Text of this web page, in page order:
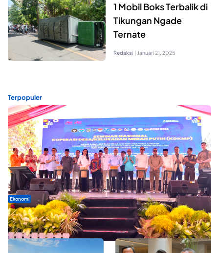
1 Mobil Boks Terbalik di
Tikungan Ngade
Ternate
Redaksi | Januari 21, 2025
Terpopuler
Ekonomi
Seminar di Ternate, Mendes Perkuat Sinergi Percepatan
Kopdes Merah Putih